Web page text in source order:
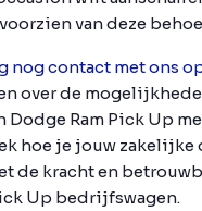
van deze
nog contact met ons
over de
Dodge Ram Pick Up
hoe je jouw zakelijke
de kracht en
Up bedrijfswagen.